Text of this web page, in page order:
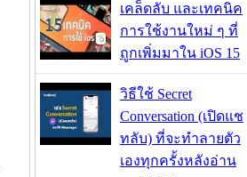
เคล็ดลับ และเทคนิค
การใช้งานใหม่ ๆ ที่
ถูกเพิ่มมาใน iOS 15
วิธีใช้ Secret
Conversation (เปิดแช
ทลับ) ที่จะทำลายตัว
เองทุกครั้งหลังอ่าน